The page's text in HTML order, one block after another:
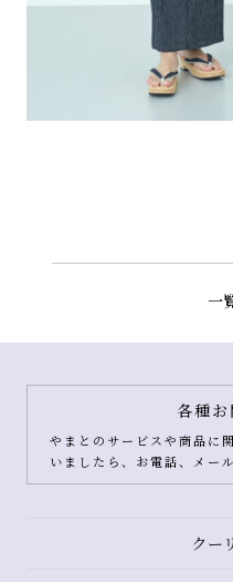
一
各種
やまとのサービスや商品に
いましたら、お電話、メー
クー